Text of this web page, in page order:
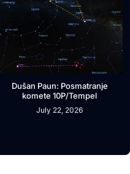
Dušan Paun: Posmatranje
komete 10P/Tempel
July 22, 2026